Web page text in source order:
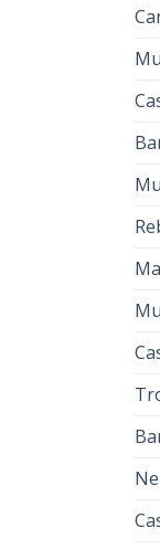
BARBIES COLOR
22.00